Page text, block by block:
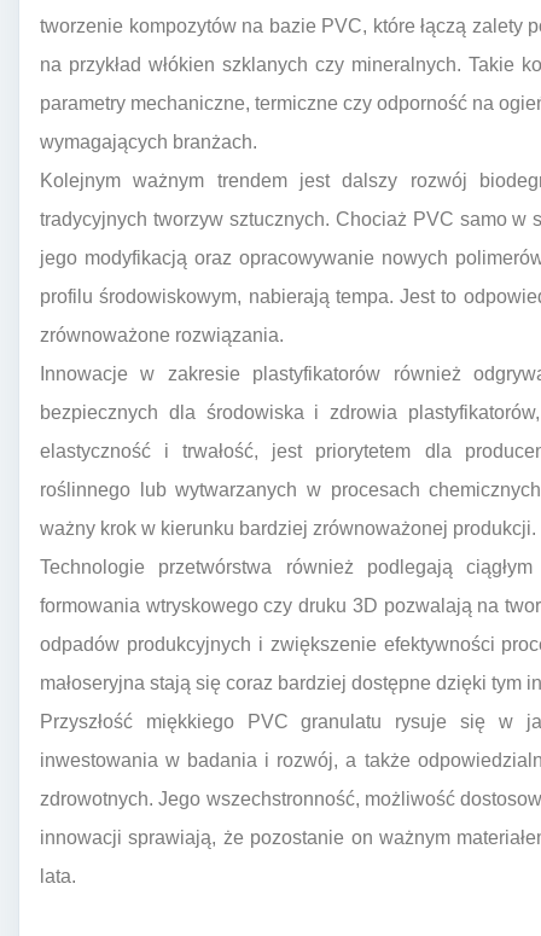
tworzenie kompozytów na bazie PVC, które łączą zalety
na przykład włókien szklanych czy mineralnych. Takie
parametry mechaniczne, termiczne czy odporność na
wymagających branżach.
Kolejnym ważnym trendem jest dalszy rozwój
tradycyjnych tworzyw sztucznych. Chociaż PVC samo
jego modyfikacją oraz opracowywanie nowych
profilu środowiskowym, nabierają tempa. Jest to
zrównoważone rozwiązania.
Innowacje w zakresie plastyfikatorów również
bezpiecznych dla środowiska i zdrowia
elastyczność i trwałość, jest priorytetem dla
roślinnego lub wytwarzanych w procesach
ważny krok w kierunku bardziej zrównoważonej produkcji.
Technologie przetwórstwa również podlegają
formowania wtryskowego czy druku 3D pozwalają na
odpadów produkcyjnych i zwiększenie efektywności
małoseryjna stają się coraz bardziej dostępne dzięki tym
Przyszłość miękkiego PVC granulatu rysuje się w
inwestowania w badania i rozwój, a także
zdrowotnych. Jego wszechstronność, możliwość
innowacji sprawiają, że pozostanie on ważnym
lata.